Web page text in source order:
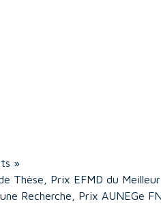
»
Thèse, Prix EFMD du
Recherche, Prix AUNEGe